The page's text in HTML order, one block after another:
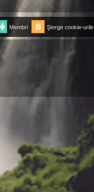
Şterge cookie-urile
Membri